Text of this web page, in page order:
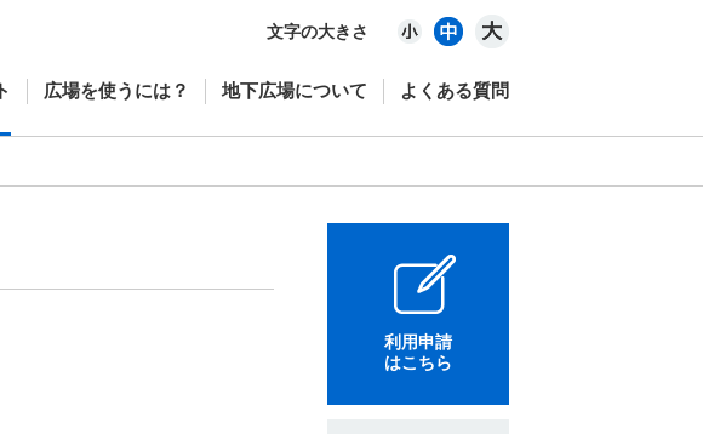
文字の大きさ
広場を使うには？ 地下広場について よくある質問
利用申請
はこちら